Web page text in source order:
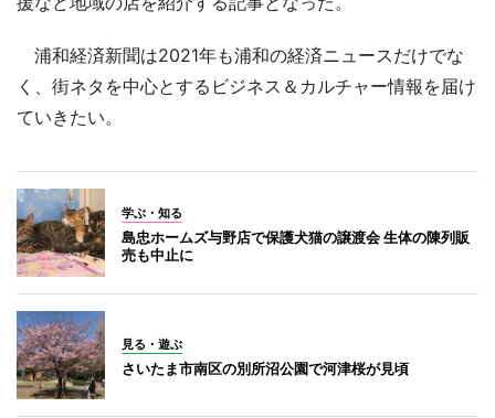
浦和経済新聞は2021年も浦和の経済ニュースだけでな
く、街ネタを中心とするビジネス＆カルチャー情報を届け
ていきたい。
学ぶ・知る
島忠ホームズ与野店で保護犬猫の譲渡会 生体の陳列販
売も中止に
見る・遊ぶ
さいたま市南区の別所沼公園で河津桜が見頃